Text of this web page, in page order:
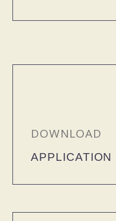
DOWNLOAD
APPLICATION